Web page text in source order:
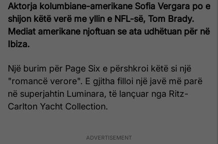
Aktorja kolumbiane-amerikane Sofia Vergara po e
shijon këtë verë me yllin e NFL-së, Tom Brady.
Mediat amerikane njoftuan se ata udhëtuan për në
Ibiza.
Një burim për Page Six e përshkroi këtë si një
"romancë verore". E gjitha filloi një javë më parë
në superjahtin Luminara, të lançuar nga Ritz-
Carlton Yacht Collection.